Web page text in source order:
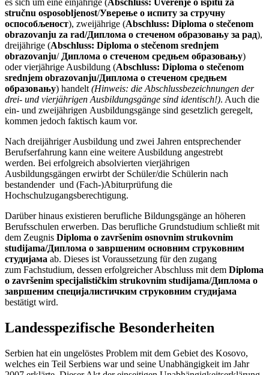
es sich um eine einjährige (Abschluss: Uverenje o ispitu za
stručnu osposobljenost/Уверење о испиту за стручну
оспособљеност), zweijährige (Abschluss: Diploma o stečenom
obrazovanju za rad/Диплома о стеченом образовању за рад),
dreijährige (Abschluss: Diploma o stečenom srednjem
obrazovanju/ Диплома о стеченом средњем образовању)
oder vierjährige Ausbildung (Abschluss: Diploma o stečenom
srednjem obrazovanju/Диплома о стеченом средњем
образовању) handelt (Hinweis: die Abschlussbezeichnungen der
drei- und vierjährigen Ausbildungsgänge sind identisch!). Auch die
ein- und zweijährigen Ausbildungsgänge sind gesetzlich geregelt,
kommen jedoch faktisch kaum vor.
Nach dreijähriger Ausbildung und zwei Jahren entsprechender
Berufserfahrung kann eine weitere Ausbildung angestrebt
werden. Bei erfolgreich absolvierten vierjährigen
Ausbildungsgängen erwirbt der Schüler/die Schülerin nach
bestandender und (Fach-)Abiturprüfung die
Hochschulzugangsberechtigung.
Darüber hinaus existieren berufliche Bildungsgänge an höheren
Berufsschulen erwerben. Das berufliche Grundstudium schließt mit
dem Zeugnis Diploma o završenim osnovnim strukovnim
studijama/Диплома о завршеним основним струковним
студијама ab. Dieses ist Voraussetzung für den zugang
zum Fachstudium, dessen erfolgreicher Abschluss mit dem Diploma
o završenim specijalističkim strukovnim studijama/Диплома о
завршеним специјалистичким струковним студијама
bestätigt wird.
Landesspezifische Besonderheiten
Serbien hat ein ungelöstes Problem mit dem Gebiet des Kosovo,
welches ein Teil Serbiens war und seine Unabhängigkeit im Jahr